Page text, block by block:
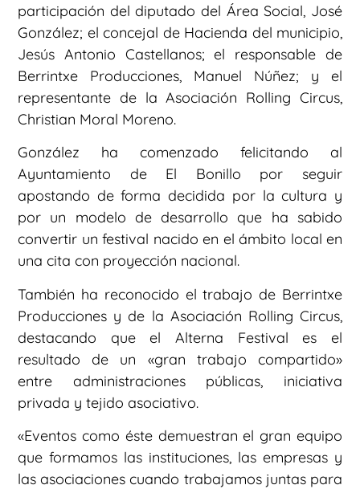
participación del diputado del Área Social, José
González; el concejal de Hacienda del municipio,
Jesús Antonio Castellanos; el responsable de
Berrintxe Producciones, Manuel Núñez; y el
representante de la Asociación Rolling Circus,
Christian Moral Moreno.
González ha comenzado felicitando al
Ayuntamiento de El Bonillo por seguir
apostando de forma decidida por la cultura y
por un modelo de desarrollo que ha sabido
convertir un festival nacido en el ámbito local en
una cita con proyección nacional.
También ha reconocido el trabajo de Berrintxe
Producciones y de la Asociación Rolling Circus,
destacando que el Alterna Festival es el
resultado de un «gran trabajo compartido»
entre administraciones públicas, iniciativa
privada y tejido asociativo.
«Eventos como éste demuestran el gran equipo
que formamos las instituciones, las empresas y
las asociaciones cuando trabajamos juntas para